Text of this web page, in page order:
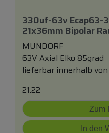
330uf-63v Ecap63-
21x36mm Bipolar
MUNDORF
63V Axial Elko 85grad
lieferbar innerhalb von
21.22
Zum
In den